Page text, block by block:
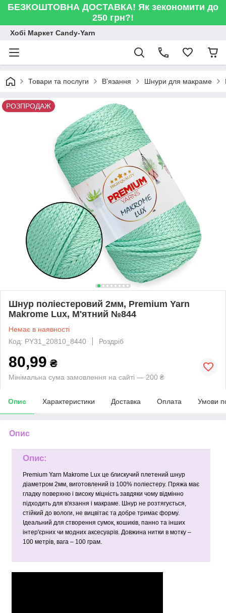
БЕЗКОШТОВНА ДОСТАВКА! Як зекономити до
250 грн?!
Хобі Маркет Candy-Yarn
Товари та послуги В'язання Шнури для макраме
РОЗПРОДАЖ
Шнур поліестеровий 2мм, Premium Yarn
Makrome Lux, М'ятний №844
Немає в наявності
Код: PY31_20810_8440
Роздріб
80,99 ₴
Мінімальна сума замовлення на сайті — 200 ₴
Опис Характеристики Доставка Оплата Умови
Опис
Опис:
Premium Yarn Makrome Lux це блискучий плетений шнур
діаметром 2мм, виготовлений із 100% поліестеру. Пряжа має
гладку поверхню і високу міцність завдяки чому відмінно
підходить для в'язання і макраме. Шнур не розтягується,
стійкий до вологи, не вицвітає та добре тримає форму.
Ідеальний для створення сумок, кошиків, панно та інших
інтер'єрних чи модних аксесуарів. Довжина нитки в мотку –
100 метрів, вага – 100 грам.